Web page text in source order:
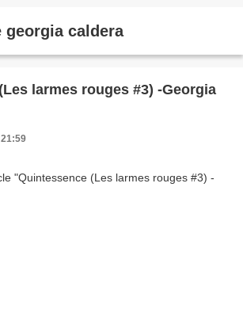
georgia caldera
larmes rouges #3) -Georgia